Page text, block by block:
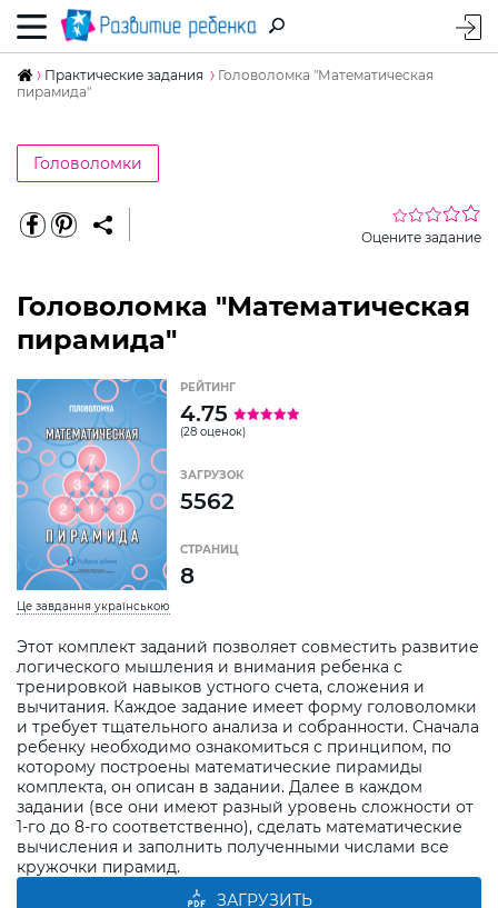
Практические задания
Головоломка "Математическая
пирамида"
Головоломки
Оцените задание
Головоломка "Математическая
пирамида"
Це завдання українською
Этот комплект заданий позволяет совместить развитие
логического мышления и внимания ребенка с
тренировкой навыков устного счета, сложения и
вычитания. Каждое задание имеет форму головоломки
и требует тщательного анализа и собранности. Сначала
ребенку необходимо ознакомиться с принципом, по
которому построены математические пирамиды
комплекта, он описан в задании. Далее в каждом
задании (все они имеют разный уровень сложности от
1-го до 8-го соответственно), сделать математические
вычисления и заполнить полученными числами все
кружочки пирамид.
РЕЙТИНГ
4.75
(28 оценок)
ЗАГРУЗОК
5562
СТРАНИЦ
8
ЗАГРУЗИТЬ